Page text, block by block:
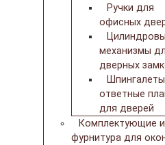
Ручки для
офисных
механизмы
дверных
ответные
для дверей
Комплектующие и
фурнитура для